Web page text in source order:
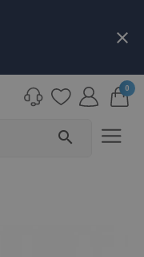
close
search
0